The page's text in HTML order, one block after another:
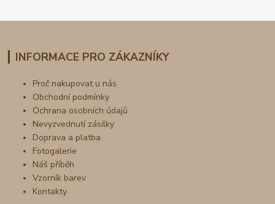
INFORMACE PRO ZÁKAZNÍKY
Proč nakupovat u nás
Obchodní podmínky
Ochrana osobních údajů
Nevyzvednutí zásilky
Doprava a platba
Fotogalerie
Náš příběh
Vzorník barev
Kontakty